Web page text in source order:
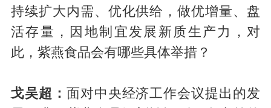
持续扩大内需、优化供给，做优增量、盘
活存量，因地制宜发展新质生产力，对
此，紫燕食品会有哪些具体举措？
戈吴超： 面对中央经济工作会议提出的发